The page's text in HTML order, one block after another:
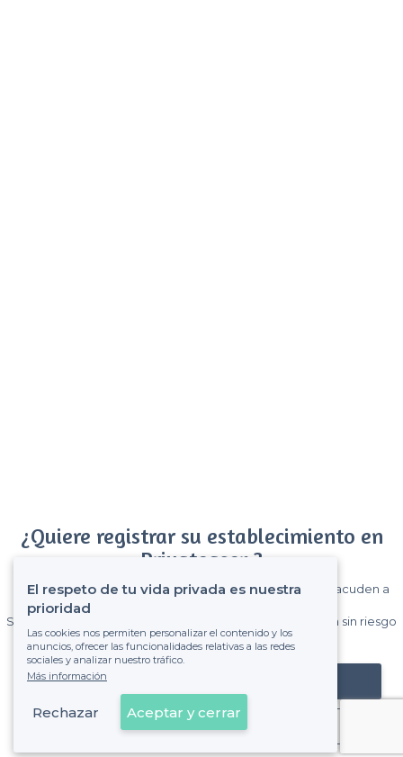
¿Quiere registrar su establecimiento en
Privateaser ?
Gane muchos clientes entre el millón de visitantes que acuden a
Sin comisiones y sin compromiso, pagas una cantidad fija sin riesgo
de ver la factura.
Registrar mi establecimiento
Ya es cliente
El respeto de tu vida privada es nuestra
prioridad
Las cookies nos permiten personalizar el contenido y los
anuncios, ofrecer las funcionalidades relativas a las redes
sociales y analizar nuestro tráfico.
Más información
Rechazar Aceptar y cerrar